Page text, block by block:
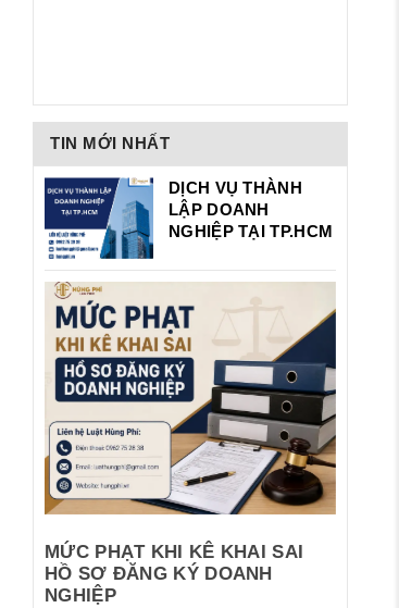
TIN MỚI NHẤT
DỊCH VỤ THÀNH
LẬP DOANH
NGHIỆP TẠI TP.HCM
MỨC PHẠT KHI KÊ KHAI SAI
HỒ SƠ ĐĂNG KÝ DOANH
NGHIỆP